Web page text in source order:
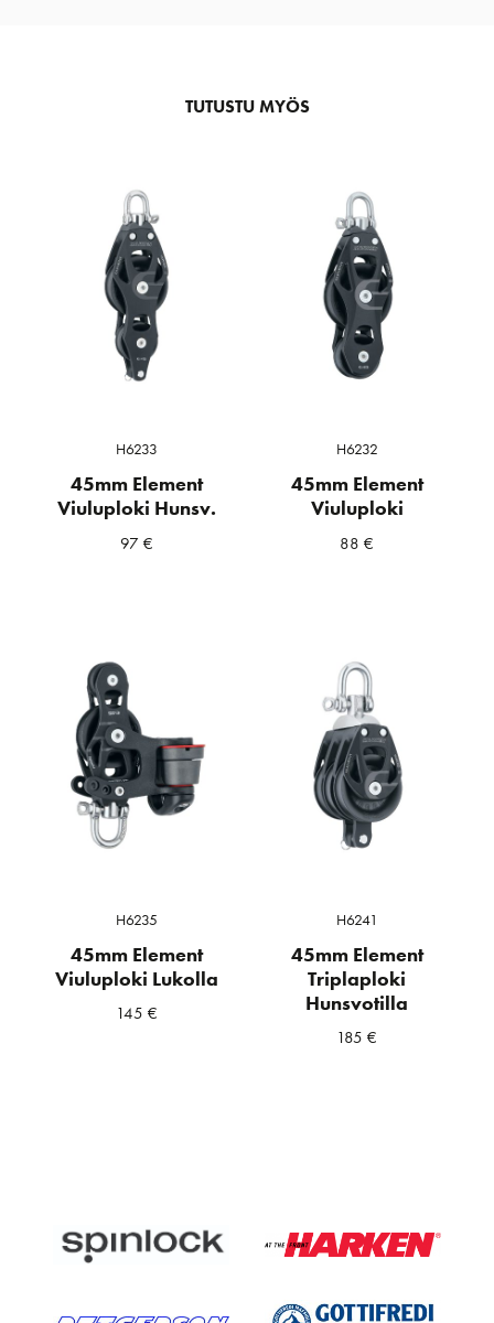
TUTUSTU MYÖS
H6233
45mm Element
Viuluploki Hunsv.
97€
H6232
45mm Element
Viuluploki
88€
H6235
45mm Element
Viuluploki Lukolla
145€
H6241
45mm Element
Triplaploki
Hunsvotilla
185€